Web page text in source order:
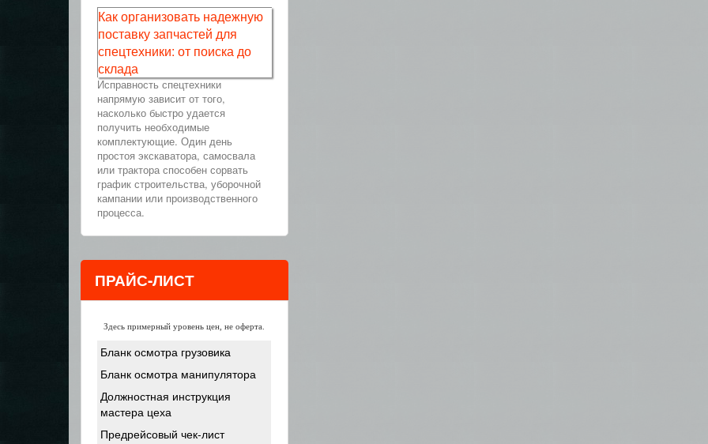
Как организовать надежную
поставку запчастей для
спецтехники: от поиска до
склада
Исправность спецтехники
напрямую зависит от того,
насколько быстро удается
получить необходимые
комплектующие. Один день
простоя экскаватора, самосвала
или трактора способен сорвать
график строительства, уборочной
кампании или производственного
процесса.
ПРАЙС-ЛИСТ
Здесь примерный уровень цен, не оферта.
Бланк осмотра грузовика
Бланк осмотра манипулятора
Должностная инструкция
мастера цеха
Предрейсовый чек-лист